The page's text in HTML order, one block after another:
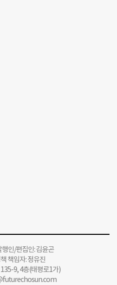
인/편집인: 김윤곤
책임자: 정유진
9, 4층(태평로1가)